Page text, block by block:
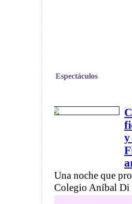
Espectáculos
y
Una noche que
Colegio Aníbal Di